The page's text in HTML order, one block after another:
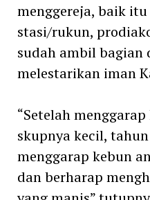
menggereja, baik
stasi/rukun,
sudah ambil bagian
melestarikan iman
“Setelah
skupnya kecil,
menggarap kebun
dan berharap